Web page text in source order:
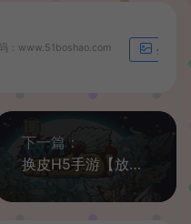
：www.51boshao.com 生成海
下一篇：
换皮H5手游【放开那三国H5】最新整理手工端+gm后台+详细搭建教程